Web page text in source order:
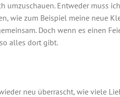
umzuschauen. Entweder muss
wie zum Beispiel meine neue
Doch wenn es einen
alles dort gibt.
neu überrascht, wie viele